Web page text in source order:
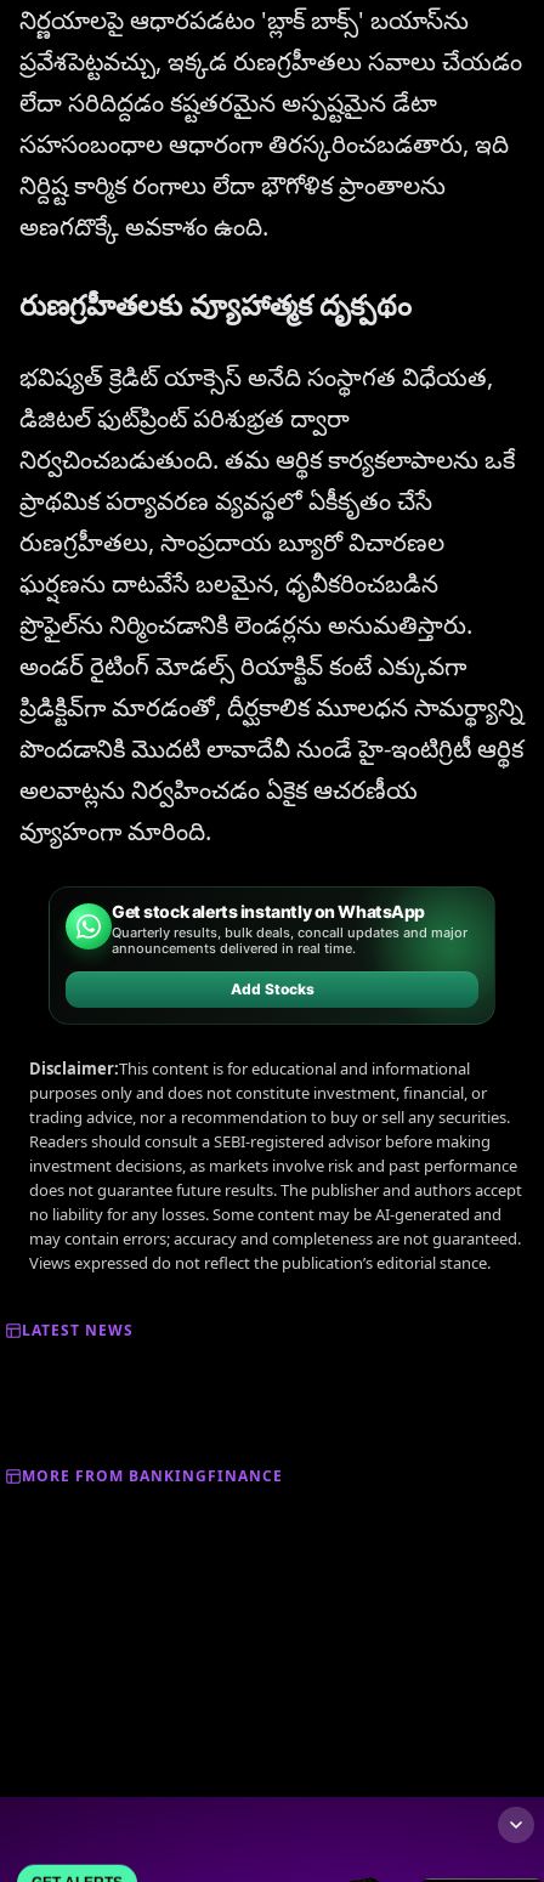
నిర్ణయాలపై ఆధారపడటం 'బ్లాక్ బాక్స్' బయాస్‌ను
ప్రవేశపెట్టవచ్చు, ఇక్కడ రుణగ్రహీతలు సవాలు చేయడం
లేదా సరిదిద్దడం కష్టతరమైన అస్పష్టమైన డేటా
సహసంబంధాల ఆధారంగా తిరస్కరించబడతారు, ఇది
నిర్దిష్ట కార్మిక రంగాలు లేదా భౌగోళిక ప్రాంతాలను
అణగదొక్కే అవకాశం ఉంది.
రుణగ్రహీతలకు వ్యూహాత్మక దృక్పథం
భవిష్యత్ క్రెడిట్ యాక్సెస్ అనేది సంస్థాగత విధేయత,
డిజిటల్ ఫుట్‌ప్రింట్ పరిశుభ్రత ద్వారా
నిర్వచించబడుతుంది. తమ ఆర్థిక కార్యకలాపాలను ఒకే
ప్రాథమిక పర్యావరణ వ్యవస్థలో ఏకీకృతం చేసే
రుణగ్రహీతలు, సాంప్రదాయ బ్యూరో విచారణల
ఘర్షణను దాటవేసే బలమైన, ధృవీకరించబడిన
ప్రొఫైల్‌ను నిర్మించడానికి లెండర్లను అనుమతిస్తారు.
అండర్ రైటింగ్ మోడల్స్ రియాక్టివ్ కంటే ఎక్కువగా
ప్రిడిక్టివ్‌గా మారడంతో, దీర్ఘకాలిక మూలధన సామర్థ్యాన్ని
పొందడానికి మొదటి లావాదేవీ నుండే హై-ఇంటిగ్రిటీ ఆర్థిక
అలవాట్లను నిర్వహించడం ఏకైక ఆచరణీయ
వ్యూహంగా మారింది.
Get stock alerts instantly on WhatsApp
Quarterly results, bulk deals, concall updates and major
announcements delivered in real time.
Add Stocks
Disclaimer:This content is for educational and informational
purposes only and does not constitute investment, financial, or
trading advice, nor a recommendation to buy or sell any securities.
Readers should consult a SEBI-registered advisor before making
investment decisions, as markets involve risk and past performance
does not guarantee future results. The publisher and authors accept
no liability for any losses. Some content may be AI-generated and
may contain errors; accuracy and completeness are not guaranteed.
Views expressed do not reflect the publication’s editorial stance.
LATEST NEWS
MORE FROM BANKINGFINANCE